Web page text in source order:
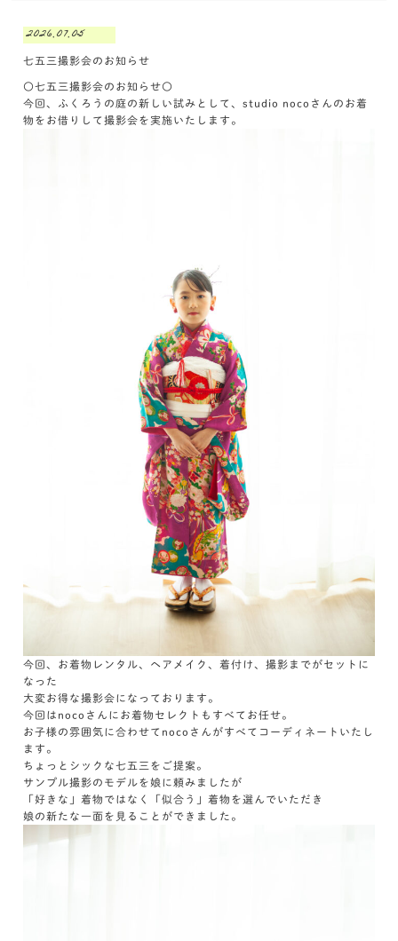
2026.07.05
七五三撮影会のお知らせ
〇七五三撮影会のお知らせ〇
今回、ふくろうの庭の新しい試みとして、studio nocoさんのお着
物をお借りして撮影会を実施いたします。
今回、お着物レンタル、ヘアメイク、着付け、撮影までがセットに
なった
大変お得な撮影会になっております。
今回はnocoさんにお着物セレクトもすべてお任せ。
お子様の雰囲気に合わせてnocoさんがすべてコーディネートいたし
ます。
ちょっとシックな七五三をご提案。
サンプル撮影のモデルを娘に頼みましたが
「好きな」着物ではなく「似合う」着物を選んでいただき
娘の新たな一面を見ることができました。